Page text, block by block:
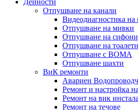
Дейности
Отпушване на канали
Видеодиагностика на
Отпушване на мивки
Отпушване на сифони
Отпушване на
Отпушване с ВОМА
Отпушване шахти
ВиК ремонти
Авариен
Ремонт и настройка
Ремонт на вик
Ремонт на течове